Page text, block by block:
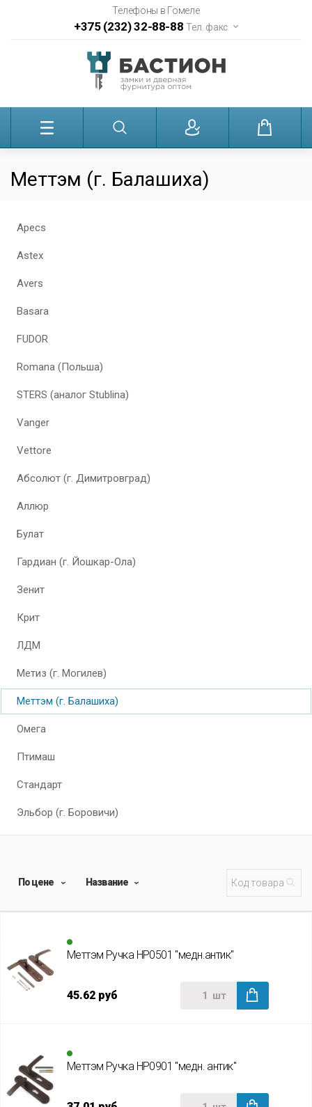
Телефоны в Гомеле
+375 (232) 32-88-88Тел. факс
Меттэм (г. Балашиха)
Apecs
Astex
Avers
Basara
FUDOR
Romana (Польша)
STERS (аналог Stublina)
Vanger
Vettore
Абсолют (г. Димитровград)
Аллюр
Булат
Гардиан (г. Йошкар-Ола)
Зенит
Крит
ЛДМ
Метиз (г. Могилев)
Меттэм (г. Балашиха)
Омега
Птимаш
Стандарт
Эльбор (г. Боровичи)
По цене Название
Меттэм Ручка HP0501 "медн.антик"
45.62 руб шт
Меттэм Ручка HP0901 "медн. антик"